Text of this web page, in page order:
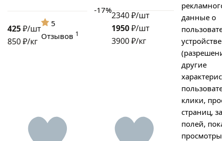
425₽/шт
850 ₽/кг
5
Отзывов 1
-17%2340 ₽/шт
1950₽/шт
3900 ₽/кг
данные о
устройстве
другие
клики,
страниц,
полей,